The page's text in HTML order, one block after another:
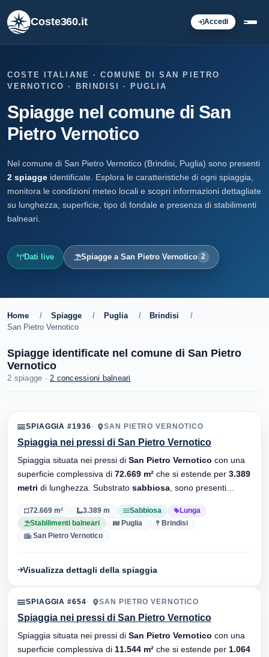
Coste360.it Accedi
COSTE ITALIANE · COMUNE DI SAN PIETRO
VERNOTICO · BRINDISI · PUGLIA
Spiagge nel comune di San
Pietro Vernotico
Nel comune di San Pietro Vernotico (Brindisi, Puglia) sono presenti
2 spiagge identificate. Esplora le caratteristiche di ogni spiaggia,
monitora le condizioni meteo locali e scopri informazioni dettagliate
su lunghezza, superficie, tipo di fondale e presenza di stabilimenti
balneari.
Dati live Spiagge a San Pietro Vernotico 2
Home / Spiagge / Puglia / Brindisi
/
San Pietro Vernotico
Spiagge identificate nel comune di San Pietro
Vernotico
2 spiagge ·2 concessioni balneari
SPIAGGIA #1936 SAN PIETRO VERNOTICO
Spiaggia nei pressi di San Pietro Vernotico
Spiaggia situata nei pressi di San Pietro Vernotico con una
superficie complessiva di 72.669 m² che si estende per 3.389
metri di lunghezza. Substrato sabbiosa, sono presenti
72.669 m² 3.389 m Sabbiosa
Lunga
Stabilimenti balneari
Puglia
Brindisi
San Pietro Vernotico
Visualizza dettagli della spiaggia
SPIAGGIA #654 SAN PIETRO VERNOTICO
Spiaggia nei pressi di San Pietro Vernotico
Spiaggia situata nei pressi di San Pietro Vernotico con una
superficie complessiva di 11.544 m² che si estende per 1.064